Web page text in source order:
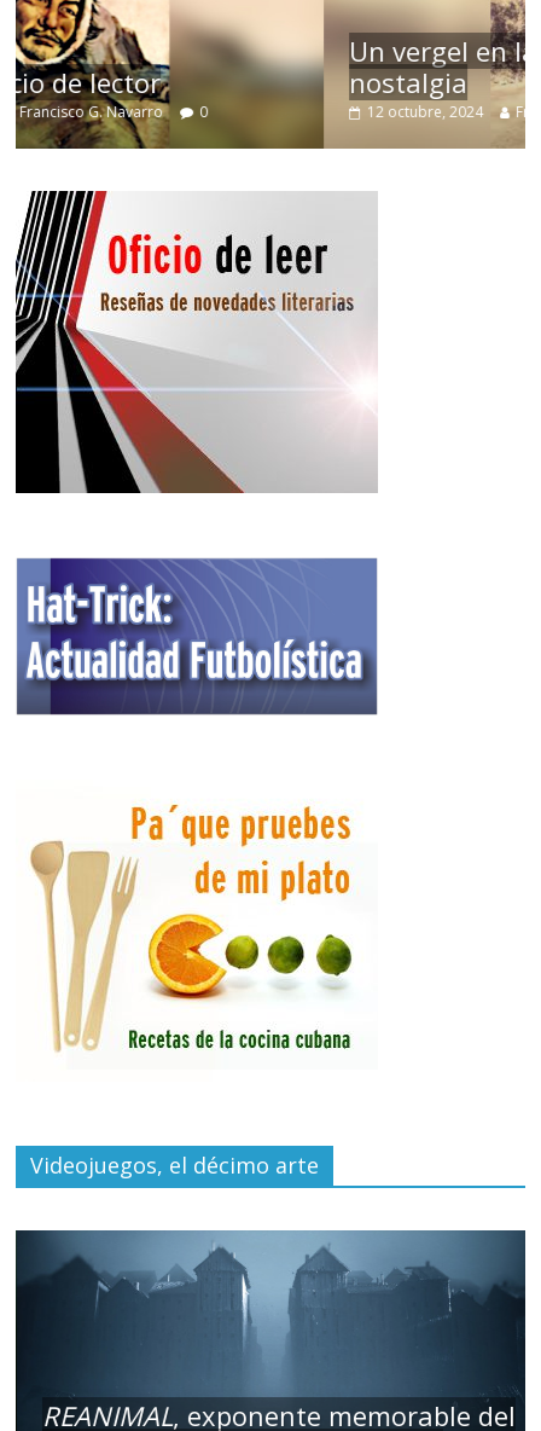
Un vergel en las nieblas de la
nostalgia
12 octubre, 2024 Francisco G. Navarro 0
Videojuegos, el décimo arte
REANIMAL, exponente memorable del